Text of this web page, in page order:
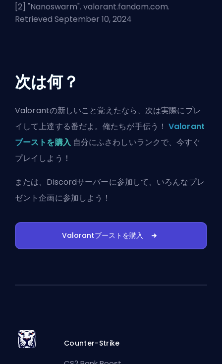
[2] "Nanoswarm". valorant.fandom.com.
Retrieved September 10, 2024
次は何？
Valorantの新しいこと覚えたなら、次は実際にプレ
イして上達する番だよ。俺たちが手伝う！Valorant
ブーストを購入自分にふさわしいランクで、今すぐ
プレイしよう！
または、 Discordサーバーに参加して、いろんなプレ
ゼント企画に参加しよう！
Valorantブーストを購入
Counter-Strike